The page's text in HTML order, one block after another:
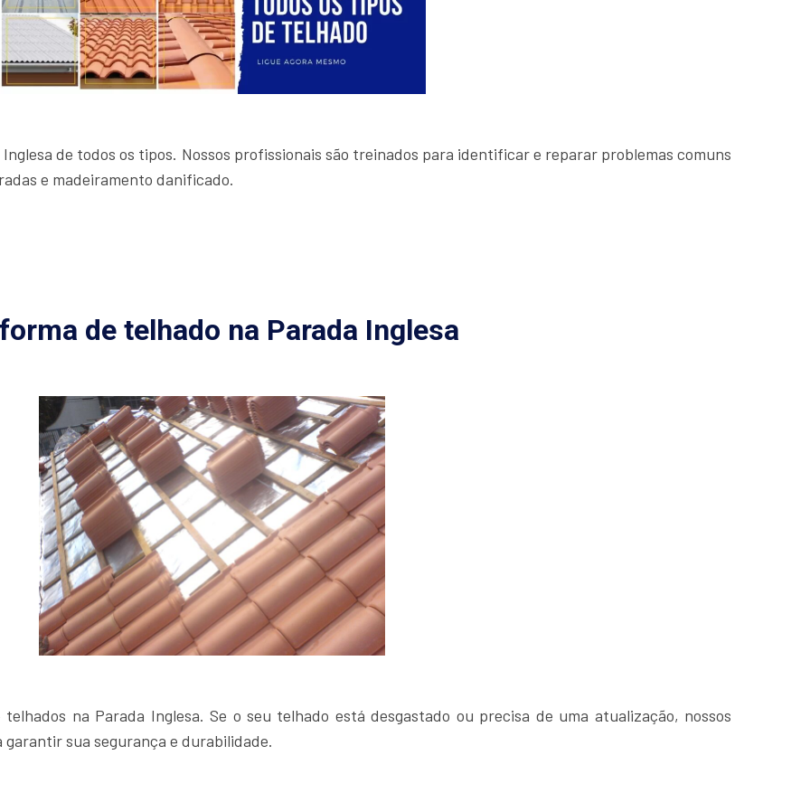
de todos os tipos. Nossos profissionais são treinados para identificar e reparar problemas comuns
e madeiramento danificado.
de telhado na Parada Inglesa
na Parada Inglesa. Se o seu telhado está desgastado ou precisa de uma atualização, nossos
sua segurança e durabilidade.